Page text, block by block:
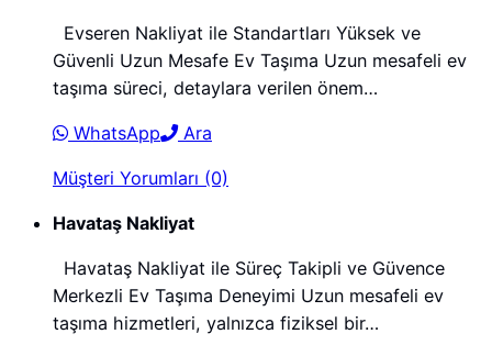
Evseren Nakliyat ile Standartları Yüksek ve
Güvenli Uzun Mesafe Ev Taşıma Uzun mesafeli ev
taşıma süreci, detaylara verilen önem…
WhatsApp Ara
Müşteri Yorumları (0)
Havataş Nakliyat
Havataş Nakliyat ile Süreç Takipli ve Güvence
Merkezli Ev Taşıma Deneyimi Uzun mesafeli ev
taşıma hizmetleri, yalnızca fiziksel bir…